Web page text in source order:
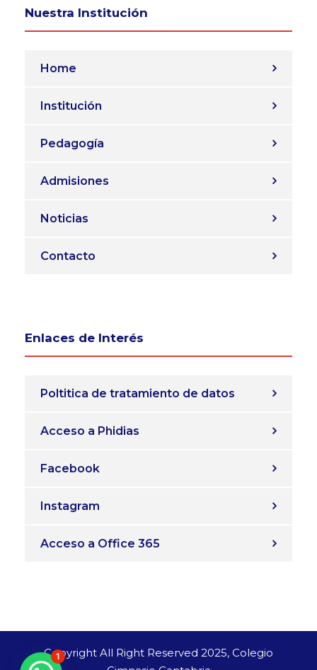
Nuestra Institución
Home
Institución
Pedagogía
Admisiones
Noticias
Contacto
Enlaces de Interés
Poltitica de tratamiento de datos
Acceso a Phidias
Facebook
Instagram
Acceso a Office 365
Copyright All Right Reserved 2025, Colegio
1